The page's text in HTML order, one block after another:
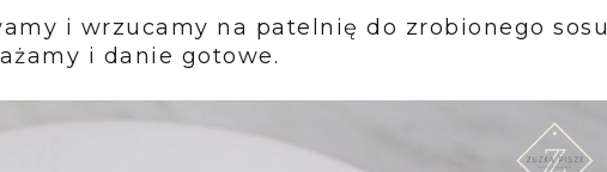
i wrzucamy na patelnię do zrobionego sosu
i danie gotowe.